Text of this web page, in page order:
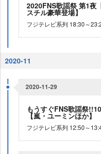
2020FNS歌謡祭 第1夜
スチル豪華登場】
フジテレビ系列 18:30～
2020-11
2020-11-29
もうすぐFNS歌謡祭
【嵐・ユーミンほか】
フジテレビ系列 12:50～